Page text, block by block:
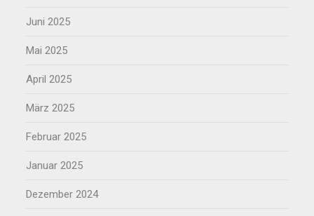
Juni 2025
Mai 2025
April 2025
März 2025
Februar 2025
Januar 2025
Dezember 2024